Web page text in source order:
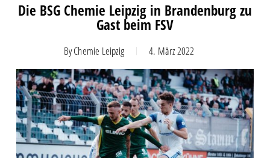
Die BSG Chemie Leipzig in Brandenburg zu
Gast beim FSV
ByChemie Leipzig 4. März 2022